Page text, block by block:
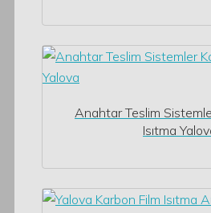
Anahtar Teslim
Isıtma